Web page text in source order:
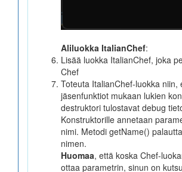
Aliluokka ItalianChef:
Lisää luokka ItalianChef, joka
Chef
Toteuta ItalianChef-luokka niin,
jäsenfunktiot mukaan lukien
destruktori tulostavat debug
Konstruktorille annetaan
nimi. Metodi getName()
nimen.
Huomaa, että koska Chef-
ottaa parametrin, sinun on